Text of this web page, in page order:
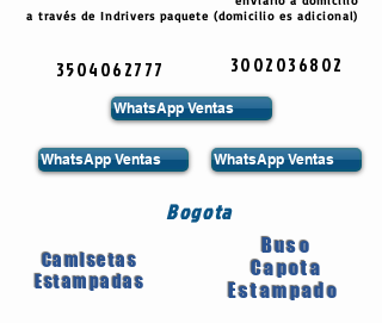
a través de Indrivers paquete (domicilio es adicional)
3504062777 3002036802
WhatsApp Ventas
WhatsApp Ventas WhatsApp Ventas
Bogota
Camisetas
Estampadas
Buso
Capota
Estampado